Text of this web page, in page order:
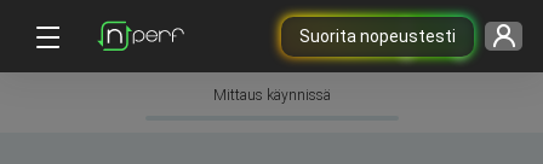
Suorita nopeustesti
Mittaus käynnissä